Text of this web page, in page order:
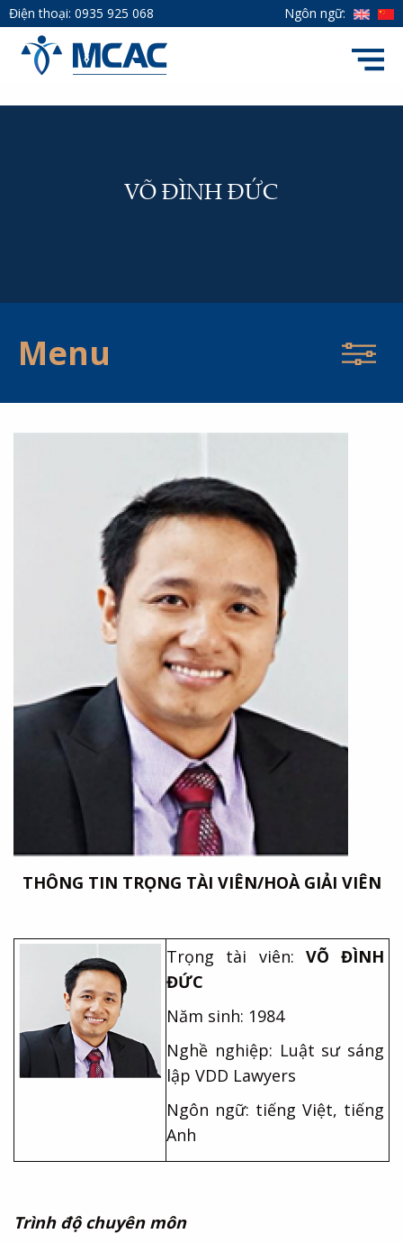
Điện thoại: 0935 925 068 Ngôn ngữ:
VÕ ĐÌNH ĐỨC
Menu
THÔNG TIN TRỌNG TÀI VIÊN/HOÀ GIẢI VIÊN
Trọng tài viên: VÕ ĐÌNH
ĐỨC
Năm sinh: 1984
Nghề nghiệp: Luật sư sáng
lập VDD Lawyers
Ngôn ngữ: tiếng Việt, tiếng
Anh
Trình độ chuyên môn